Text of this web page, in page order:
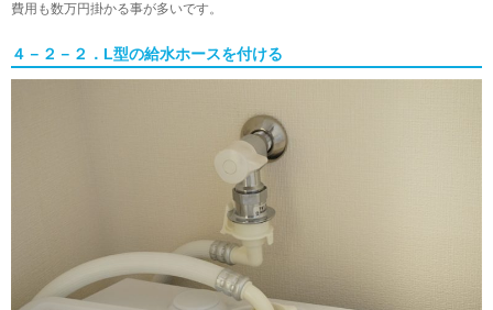
費用も数万円掛かる事が多いです。
４－２－２．L型の給水ホースを付ける